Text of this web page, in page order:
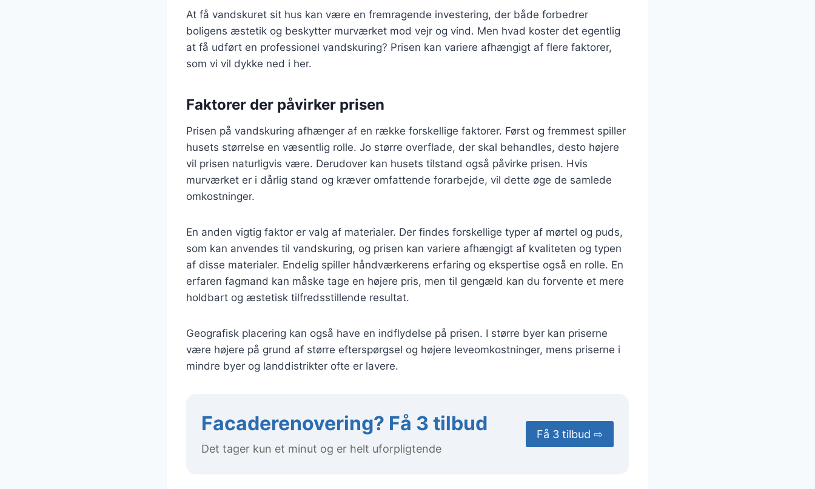
At få vandskuret sit hus kan være en fremragende investering, der både forbedrer
boligens æstetik og beskytter murværket mod vejr og vind. Men hvad koster det egentlig
at få udført en professionel vandskuring? Prisen kan variere afhængigt af flere faktorer,
som vi vil dykke ned i her.
Faktorer der påvirker prisen
Prisen på vandskuring afhænger af en række forskellige faktorer. Først og fremmest spiller
husets størrelse en væsentlig rolle. Jo større overflade, der skal behandles, desto højere
vil prisen naturligvis være. Derudover kan husets tilstand også påvirke prisen. Hvis
murværket er i dårlig stand og kræver omfattende forarbejde, vil dette øge de samlede
omkostninger.
En anden vigtig faktor er valg af materialer. Der findes forskellige typer af mørtel og puds,
som kan anvendes til vandskuring, og prisen kan variere afhængigt af kvaliteten og typen
af disse materialer. Endelig spiller håndværkerens erfaring og ekspertise også en rolle. En
erfaren fagmand kan måske tage en højere pris, men til gengæld kan du forvente et mere
holdbart og æstetisk tilfredsstillende resultat.
Geografisk placering kan også have en indflydelse på prisen. I større byer kan priserne
være højere på grund af større efterspørgsel og højere leveomkostninger, mens priserne i
mindre byer og landdistrikter ofte er lavere.
Facaderenovering? Få 3 tilbud
Det tager kun et minut og er helt uforpligtende
Få 3 tilbud ⇨